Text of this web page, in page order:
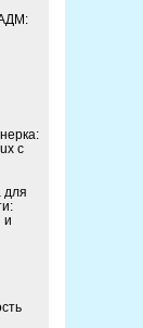
с
для
и